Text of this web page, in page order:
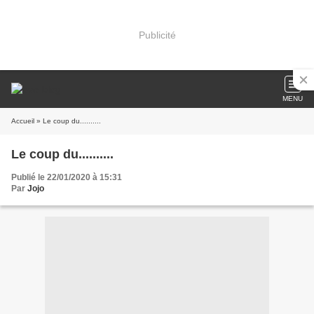
Publicité
MENU
Accueil » Le coup du..........
Le coup du..........
Publié le 22/01/2020 à 15:31
Par Jojo